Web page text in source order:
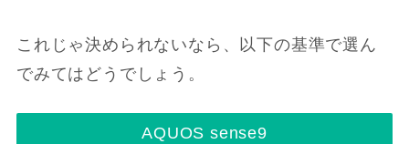
これじゃ決められないなら、以下の基準で選ん
でみてはどうでしょう。
AQUOS sense9